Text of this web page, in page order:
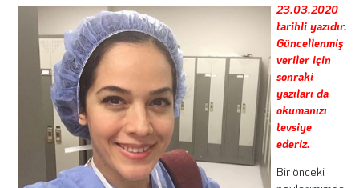
23.03.2020
tarihli yazıdır.
Güncellenmiş
veriler için
sonraki
yazıları da
okumanızı
tevsiye
ederiz.
Bir önceki